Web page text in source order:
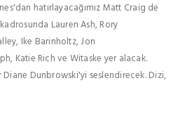
hatırlayacağımız Matt Craig de
Lauren Ash, Rory
Ike Barinholtz, Jon
Katie Rich ve Witaske yer alacak.
Dunbrowski'yi seslendirecek. Dizi,